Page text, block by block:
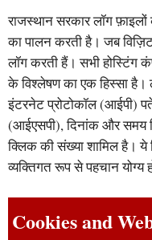
राजस्थान सरकार लॉग
का पालन करती है। जब
लॉग करती हैं। सभी होस्टिंग
के विश्लेषण का एक हिस्सा है।
इंटरनेट प्रोटोकॉल (आईपी)
(आईएसपी), दिनांक और समय
क्लिक की संख्या शामिल है। ये
व्यक्तिगत रूप से पहचान योग्य
Cookies and